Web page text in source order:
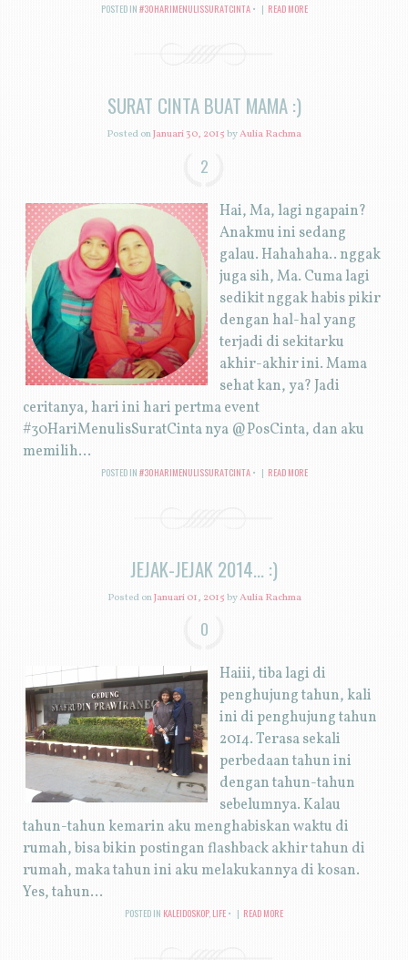
POSTED IN #30HARIMENULISSURATCINTA | READ MORE
SURAT CINTA BUAT MAMA :)
Posted onJanuari 30, 2015byAulia Rachma
2
Hai, Ma, lagi ngapain?
Anakmu ini sedang
galau. Hahahaha.. nggak
juga sih, Ma. Cuma lagi
sedikit nggak habis pikir
dengan hal-hal yang
terjadi di sekitarku
akhir-akhir ini. Mama
sehat kan, ya? Jadi
ceritanya, hari ini hari pertma event
#30HariMenulisSuratCinta nya @PosCinta, dan aku
memilih...
POSTED IN #30HARIMENULISSURATCINTA | READ MORE
JEJAK-JEJAK 2014... :)
Posted onJanuari 01, 2015byAulia Rachma
0
Haiii, tiba lagi di
penghujung tahun, kali
ini di penghujung tahun
2014. Terasa sekali
perbedaan tahun ini
dengan tahun-tahun
sebelumnya. Kalau
tahun-tahun kemarin aku menghabiskan waktu di
rumah, bisa bikin postingan flashback akhir tahun di
rumah, maka tahun ini aku melakukannya di kosan.
Yes, tahun...
POSTED IN KALEIDOSKOP, LIFE | READ MORE